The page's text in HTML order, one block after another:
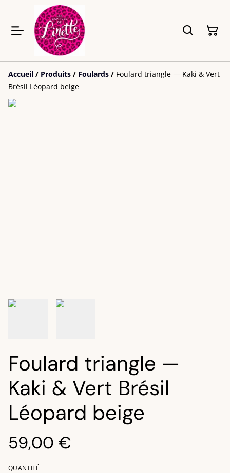
Accueil / Produits / Foulards / Foulard triangle — Kaki & Vert
Brésil Léopard beige
Foulard triangle —
Kaki & Vert Brésil
Léopard beige
59,00 €
QUANTITÉ